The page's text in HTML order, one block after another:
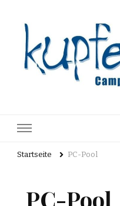
Startseite PC-Pool
PC-Pool